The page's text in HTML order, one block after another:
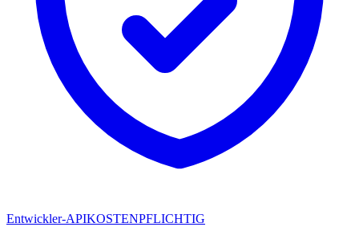
Entwickler-APIKOSTENPFLICHTIG